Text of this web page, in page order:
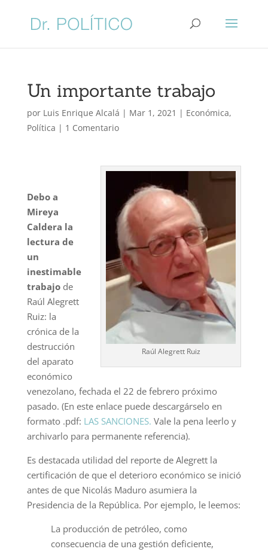
Un importante trabajo
por Luis Enrique Alcalá | Mar 1, 2021 | Económica,
Política | 1 Comentario
Raúl Alegrett Ruiz
Debo a
Mireya
Caldera la
lectura de
un
inestimable
trabajode
Raúl Alegrett
Ruiz: la
crónica de la
destrucción
del aparato
económico
venezolano, fechada el 22 de febrero próximo
pasado. (En este enlace puede descargárselo en
formato .pdf: LAS SANCIONES. Vale la pena leerlo y
archivarlo para permanente referencia).
Es destacada utilidad del reporte de Alegrett la
certificación de que el deterioro económico se inició
antes de que Nicolás Maduro asumiera la
Presidencia de la República. Por ejemplo, le leemos:
La producción de petróleo, como
consecuencia de una gestión deficiente,